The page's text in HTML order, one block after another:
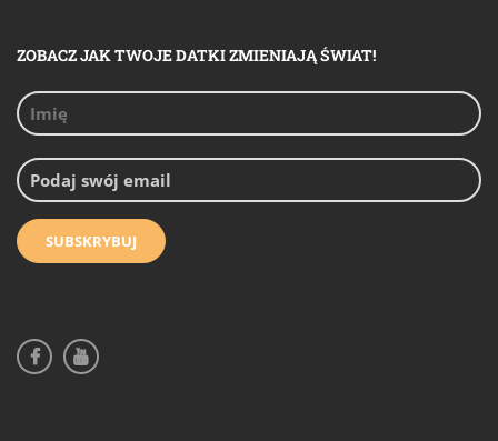
ZOBACZ JAK TWOJE DATKI ZMIENIAJĄ ŚWIAT!